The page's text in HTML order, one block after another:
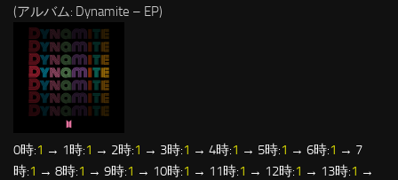
(アルバム: Dynamite – EP)
0時:1 → 1時:1 → 2時:1 → 3時:1 → 4時:1 → 5時:1 → 6時:1 → 7
時:1 → 8時:1 → 9時:1 → 10時:1 → 11時:1 → 12時:1 → 13時:1 →